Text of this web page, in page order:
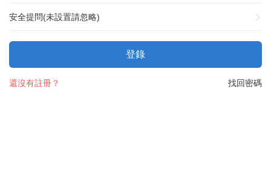
安全提問(未設置請忽略)
登錄
找回密碼
還沒有註冊？